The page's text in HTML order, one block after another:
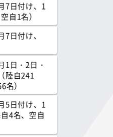
7日付け、1
自1名）
日付け、
日・2日・
陸自241
）
5日付け、1
4名、空自